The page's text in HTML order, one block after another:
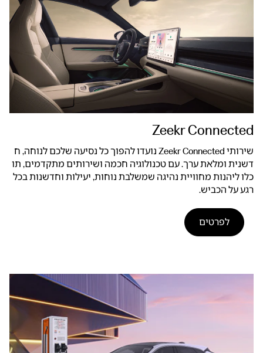
Zeekr Connected
שירותי Zeekr Connected נועדו להפוך כל נסיעה שלכם לנוחה, ח
דשנית ומלאת ערך. עם טכנולוגיה חכמה ושירותים מתקדמים, תו
כלו ליהנות מחוויית נהיגה שמשלבת נוחות, יעילות וחדשנות בכל
רגע על הכביש.
לפרטים